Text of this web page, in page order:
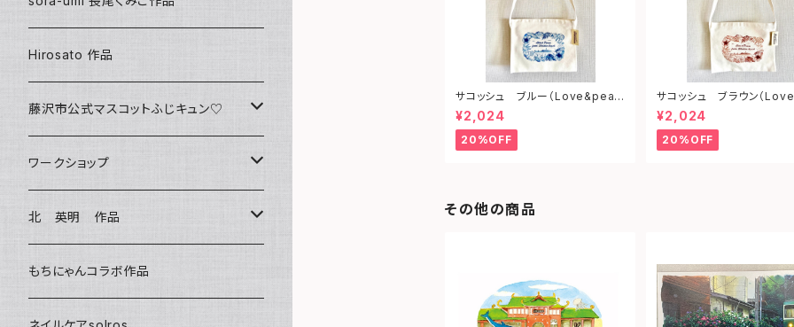
サコッシュ ブルー（Love&peac
e from shonan)
¥2,024
20%OFF
サコッシュ ブラウン（
ce from shonan)
¥2,024
20%OFF
その他の商品
クリアファイル
マグカップ
スマホケース
キーホルダー
バッグ
Tシャツ
Hirosato 作品
藤沢市公式マスコットふじキュン♡
クリアファイル
ボールペン
キーホルダー
マグネット
ワークショップ
海レジンアートボード
レジンチャーム
サンキャッチャー
北 英明 作品
ポストカード
もちにゃんコラボ作品